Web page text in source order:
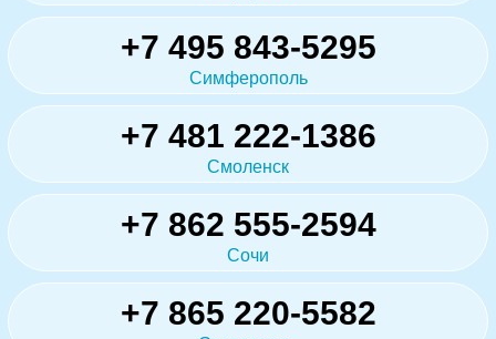
+7 495 843-5295
Симферополь
+7 481 222-1386
Смоленск
+7 862 555-2594
Сочи
+7 865 220-5582